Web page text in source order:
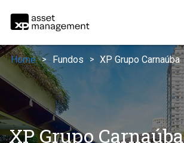
XP Grupo Carnaúba
Home > Fundos > XP Grupo Carnaúba